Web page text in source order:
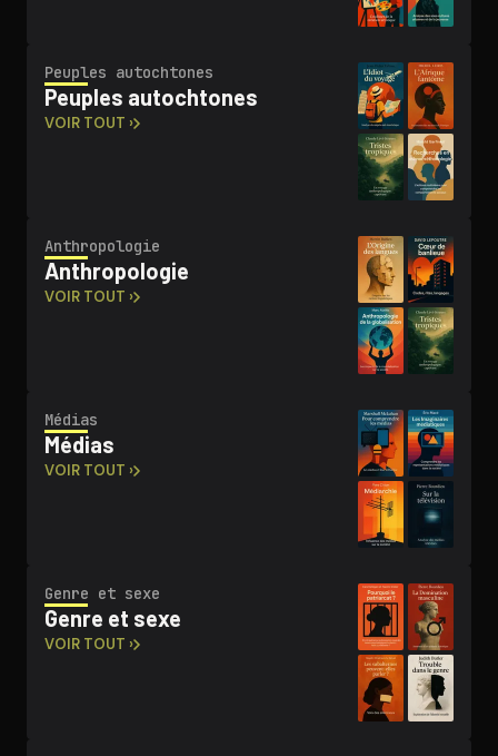
Peuples autochtones
Peuples autochtones
VOIR TOUT ›
An­thro­po­lo­gie
An­thro­po­lo­gie
VOIR TOUT ›
Médias
Médias
VOIR TOUT ›
Genre et sexe
Genre et sexe
VOIR TOUT ›